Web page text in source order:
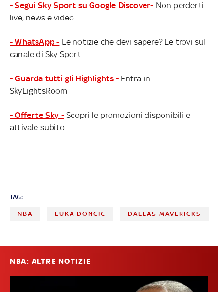
Toronto. Jerami Grant batte Phoenix sulla sirena,
Warriors ko senza stelle
- Segui Sky Sport su Google Discover- Non perderti
live, news e video
- WhatsApp - Le notizie che devi sapere? Le trovi sul
canale di Sky Sport
- Guarda tutti gli Highlights - Entra in
SkyLightsRoom
- Offerte Sky - Scopri le promozioni disponibili e
attivale subito
TAG:
NBA LUKA DONCIC DALLAS MAVERICKS
NBA: ALTRE NOTIZIE